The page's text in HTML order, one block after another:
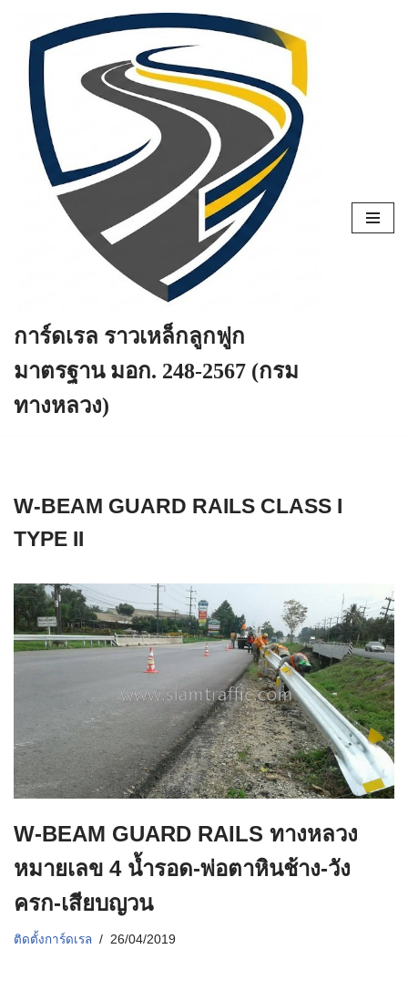
Skip
content
การ์ดเรล ราวเหล็กลูกฟูก
มาตรฐาน มอก. 248-2567 (กรม
ทางหลวง)
W-BEAM GUARD RAILS CLASS I
TYPE II
W-BEAM GUARD RAILS ทางหลวง
หมายเลข 4 น้ำรอด-พ่อตาหินช้าง-วัง
ครก-เสียบญวน
ติดตั้งการ์ดเรล 26/04/2019